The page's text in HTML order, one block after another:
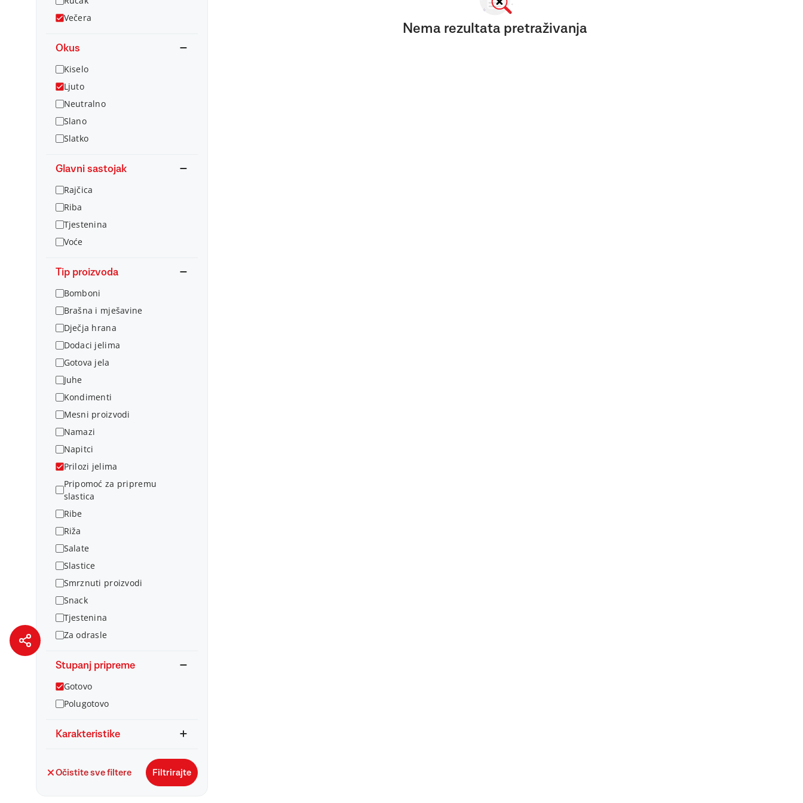
Večera
Okus
Kiselo
Ljuto
Neutralno
Slano
Slatko
Glavni sastojak
Rajčica
Riba
Tjestenina
Voće
Tip proizvoda
Bomboni
Brašna i mješavine
Dječja hrana
Dodaci jelima
Gotova jela
Juhe
Kondimenti
Mesni proizvodi
Namazi
Napitci
Prilozi jelima
Pripomoć za pripremu
slastica
Ribe
Riža
Salate
Slastice
Smrznuti proizvodi
Snack
Tjestenina
Za odrasle
Stupanj pripreme
Gotovo
Polugotovo
Karakteristike
Očistite sve filtere Filtrirajte
Nema rezultata pretraživanja